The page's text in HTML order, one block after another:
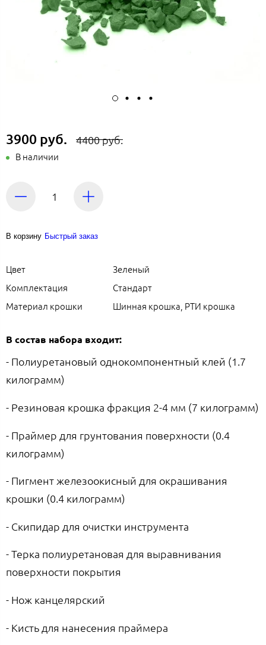
3900 руб. 4400 руб.
В наличии
В корзину Быстрый заказ
Цвет
Зеленый
Комплектация
Стандарт
Материал крошки
Шинная крошка, РТИ крошка
В состав набора входит:
- Полиуретановый однокомпонентный клей (1.7
килограмм)
- Резиновая крошка фракция 2-4 мм (7 килограмм)
- Праймер для грунтования поверхности (0.4
килограмм)
- Пигмент железоокисный для окрашивания
крошки (0.4 килограмм)
- Скипидар для очистки инструмента
- Терка полиуретановая для выравнивания
поверхности покрытия
- Нож канцелярский
- Кисть для нанесения праймера